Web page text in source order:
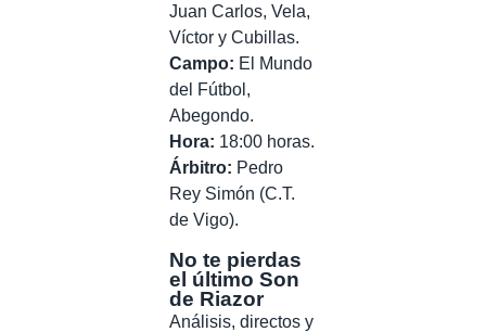
Juan Carlos, Vela,
Víctor y Cubillas.
Campo: El Mundo
del Fútbol,
Abegondo.
Hora: 18:00 horas.
Árbitro: Pedro
Rey Simón (C.T.
de Vigo).
No te pierdas
el último Son
de Riazor
Análisis, directos y